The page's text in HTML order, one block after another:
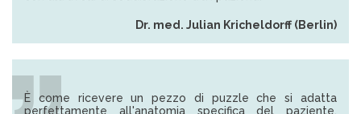
Dr. med. Julian Kricheldorff (Berlin)
È come ricevere un pezzo di puzzle che si adatta
perfettamente all'anatomia specifica del paziente.